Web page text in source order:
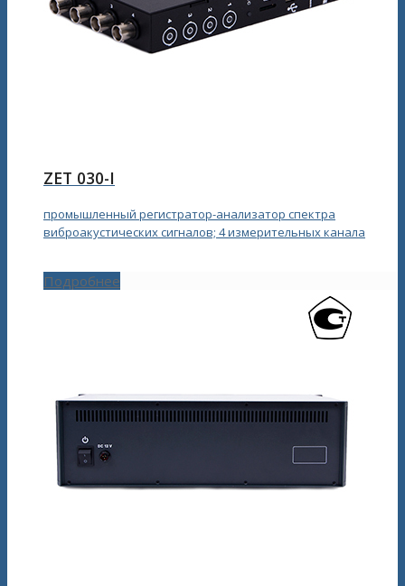
ZET 030-I
промышленный регистратор-анализатор спектра
виброакустических сигналов; 4 измерительных канала
Подробнее